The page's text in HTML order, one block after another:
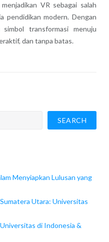
VR sebagai salah
pendidikan modern. Dengan
transformasi menuju
dan tanpa batas.
SEARCH
Menyiapkan Lulusan yang
Utara: Universitas
di Indonesia &